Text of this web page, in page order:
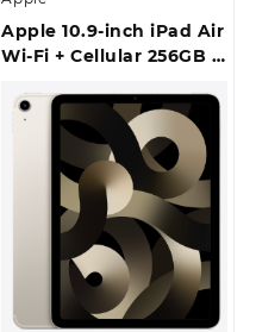
Apple 10.9-inch iPad Air
Wi-Fi + Cellular 256GB –